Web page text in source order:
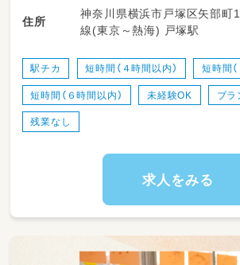
＼主な業務例／
・乳幼児の保育
・製作、行事の企画実施の補
ブランクのある方も安心のフ
住所
神奈川県横浜市戸塚区矢部町14-5 JR東
線(東京～熱海) 戸塚駅
駅チカ 短時間（４時間以内） 短時間
短時間（６時間以内） 未経験OK ブラ
残業なし
求人をみる